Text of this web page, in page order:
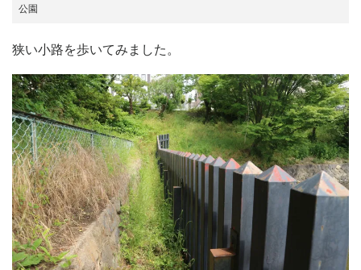
公園
狭い小路を歩いてみました。